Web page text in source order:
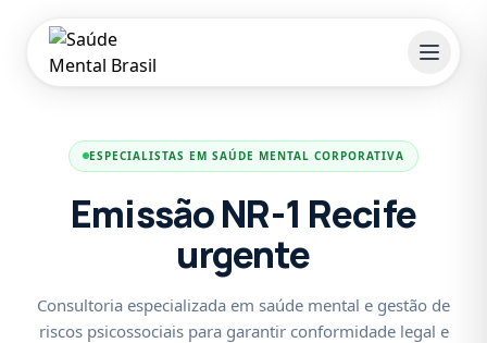
ESPECIALISTAS EM SAÚDE MENTAL CORPORATIVA
Emissão NR-1 Recife
urgente
Consultoria especializada em saúde mental e gestão de
riscos psicossociais para garantir conformidade legal e